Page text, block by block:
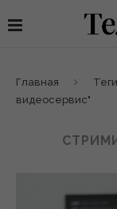
Главная Теги
видеосервис"